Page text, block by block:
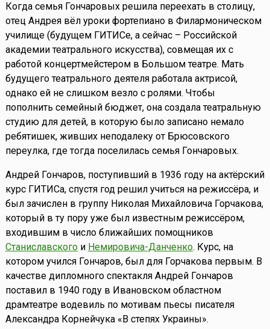
Когда семья Гончаровых решила переехать в столицу,
отец Андрея вёл уроки фортепиано в Филармоническом
училище (будущем ГИТИСе, а сейчас – Российской
академии театрального искусства), совмещая их с
работой концертмейстером в Большом театре. Мать
будущего театрального деятеля работала актрисой,
однако ей не слишком везло с ролями. Чтобы
пополнить семейный бюджет, она создала театральную
студию для детей, в которую было записано немало
ребятишек, живших неподалеку от Брюсовского
переулка, где тогда поселилась семья Гончаровых.
Андрей Гончаров, поступивший в 1936 году на актёрский
курс ГИТИСа, спустя год решил учиться на режиссёра, и
был зачислен в группу Николая Михайловича Горчакова,
который в ту пору уже был известным режиссёром,
входившим в число ближайших помощников
Станиславскогои Немировича-Данченко. Курс, на
котором учился Гончаров, был для Горчакова первым. В
качестве дипломного спектакля Андрей Гончаров
поставил в 1940 году в Ивановском областном
драмтеатре водевиль по мотивам пьесы писателя
Александра Корнейчука «В степях Украины».